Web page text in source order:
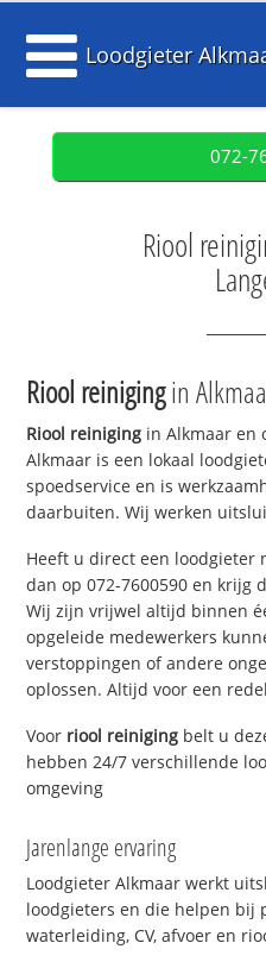
Loodgieter
072-
Riool
Riool reinigingin
Riool reiniging in Alkmaar en
Alkmaar is een lokaal
spoedservice en is
daarbuiten. Wij werken
Heeft u direct een loodgieter
dan op 072-7600590 en krijg
Wij zijn vrijwel altijd binnen
opgeleide medewerkers
verstoppingen of andere
oplossen. Altijd voor een
Voor riool reiniging belt u
hebben 24/7 verschillende
omgeving
Jarenlange ervaring
Loodgieter Alkmaar werkt
loodgieters en die helpen bij
waterleiding, CV, afvoer en